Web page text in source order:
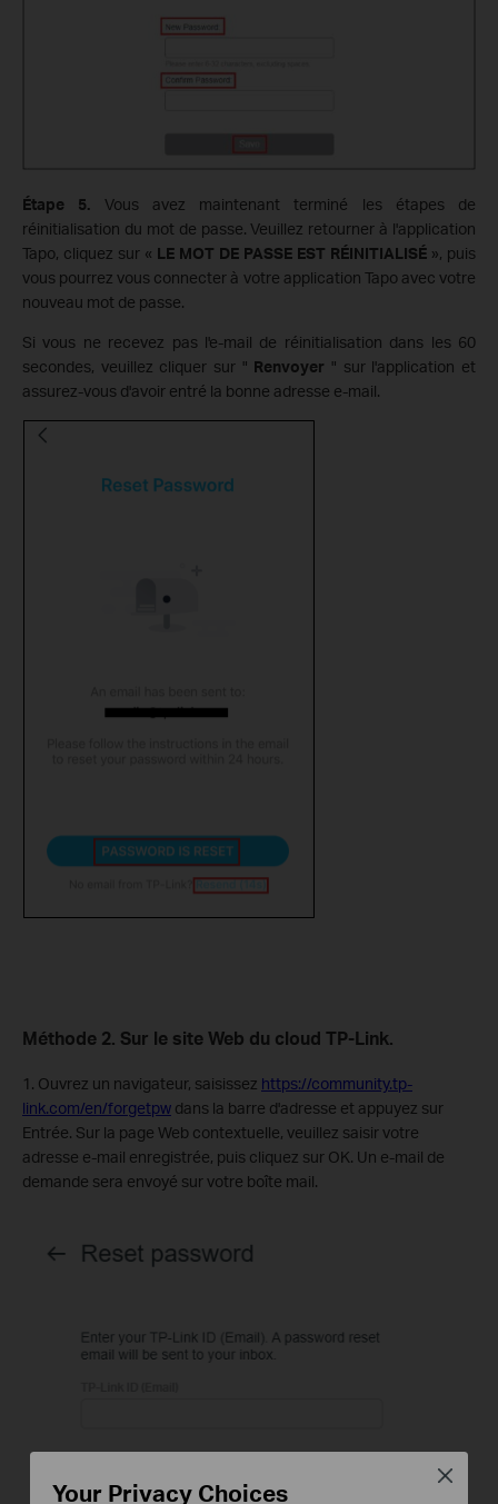
Étape 5. Vous avez maintenant terminé les étapes de
réinitialisation du mot de passe. Veuillez retourner à l'application
Tapo, cliquez sur « LE MOT DE PASSE EST RÉINITIALISÉ », puis
vous pourrez vous connecter à votre application Tapo avec votre
nouveau mot de passe.
Si vous ne recevez pas l'e-mail de réinitialisation dans les 60
secondes, veuillez cliquer sur " Renvoyer " sur l'application et
assurez-vous d'avoir entré la bonne adresse e-mail.
Méthode 2. Sur le site Web du cloud TP-Link.
1. Ouvrez un navigateur, saisissez https://community.tp-
link.com/en/forgetpw dans la barre d'adresse et appuyez sur
Entrée. Sur la page Web contextuelle, veuillez saisir votre
adresse e-mail enregistrée, puis cliquez sur OK. Un e-mail de
demande sera envoyé sur votre boîte mail.
Your Privacy Choices
Close